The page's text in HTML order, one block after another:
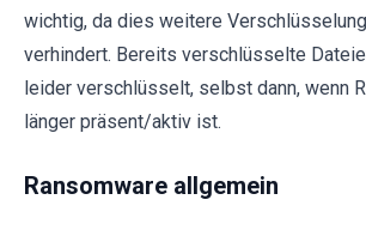
wichtig, da dies weitere
verhindert. Bereits verschlüsselte
leider verschlüsselt, selbst dann, wenn
länger präsent/aktiv ist.
Ransomware allgemein